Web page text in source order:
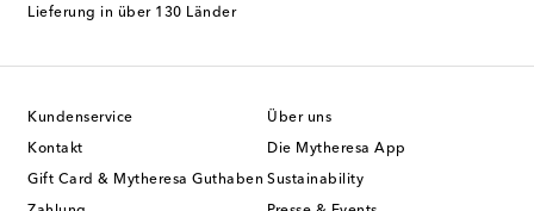
Lieferung in über 130 Länder
Kundenservice
Kontakt
Gift Card & Mytheresa Guthaben
Über uns
Die Mytheresa App
Sustainability